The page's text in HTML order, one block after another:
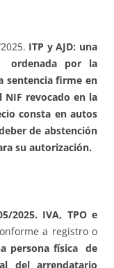
ITP y AJD: una
ordenada por la
sentencia firme en
NIF revocado en la
consta en autos
de abstención
su autorización.
2025. IVA, TPO e
a registro o
persona física de
del arrendatario